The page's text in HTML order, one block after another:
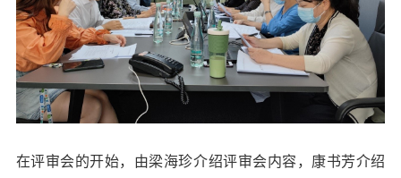
在评审会的开始，由梁海珍介绍评审会内容，康书芳介绍